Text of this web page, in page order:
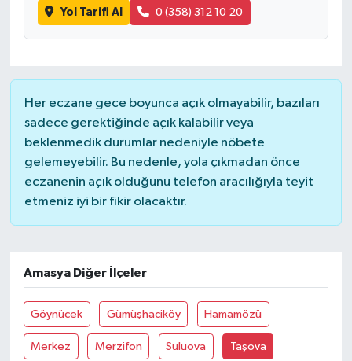
Yol Tarifi Al 0 (358) 312 10 20
Her eczane gece boyunca açık olmayabilir, bazıları
sadece gerektiğinde açık kalabilir veya
beklenmedik durumlar nedeniyle nöbete
gelemeyebilir. Bu nedenle, yola çıkmadan önce
eczanenin açık olduğunu telefon aracılığıyla teyit
etmeniz iyi bir fikir olacaktır.
Amasya Diğer İlçeler
Göynücek Gümüşhaciköy Hamamözü
Merkez Merzifon Suluova Taşova
RESMİ İLAN